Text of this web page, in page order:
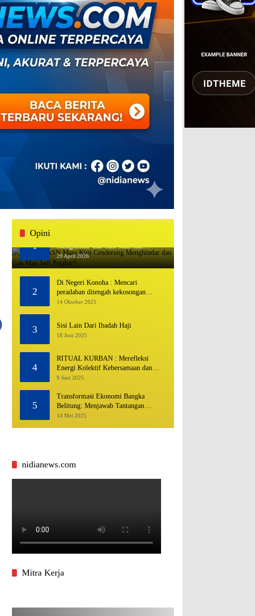
Opini
1
Menghindar dan Gak Mau Jadi
Pejabat?
29 April 2026
2
Di Negeri Konoha : Mencari
peradaban ditengah kekosongan
pendidikan
14 Oktober 2025
3 Sisi Lain Dari Ibadah Haji
18 Juni 2025
4
RITUAL KURBAN : Merefleksi
Energi Kolektif Kebersamaan dan
Mengeliminasi Sifat Kebinatangan
9 Juni 2025
5
Transformasi Ekonomi Bangka
Belitung: Menjawab Tantangan
Melalui Pengelolaan Sumber Daya
14 Mei 2025
nidianews.com
Mitra Kerja